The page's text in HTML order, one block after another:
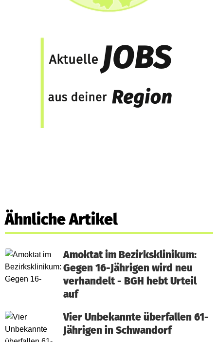
Ähnliche Artikel
Amoktat im Bezirksklinikum:
Gegen 16-Jährigen wird neu
verhandelt - BGH hebt Urteil
auf
Vier Unbekannte überfallen 61-
Jährigen in Schwandorf